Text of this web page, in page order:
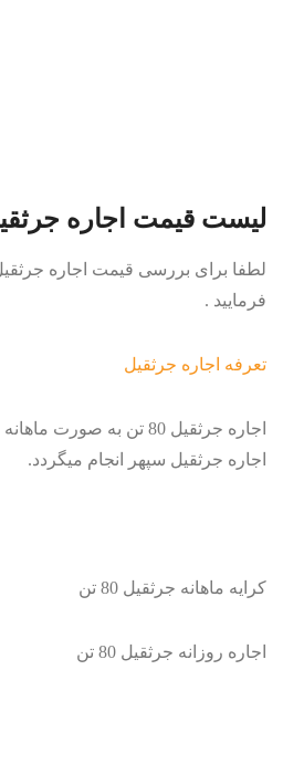
لیست قیمت اجاره جرثقیل 80
فرمایید .
تعرفه اجاره جرثقیل
اجاره جرثقیل 80 تن به
اجاره جرثقیل سپهر انجام میگردد.
کرایه ماهانه جرثقیل 80 تن
اجاره روزانه جرثقیل 80 تن